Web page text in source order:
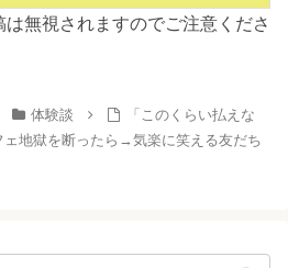
無視されますのでご注意くださ
体験談
「このくらい払えな
ェ地獄を断ったら→気楽に笑える友だち